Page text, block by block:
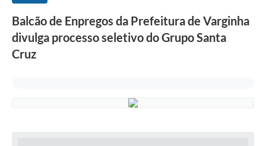
Balcão de Enpregos da Prefeitura de Varginha
divulga processo seletivo do Grupo Santa
Cruz